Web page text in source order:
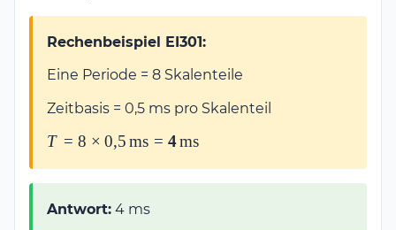
Rechenbeispiel EI301:
Eine Periode = 8 Skalenteile
Zeitbasis = 0,5 ms pro Skalenteil
T = 8 \times
T = 8 × 0,5 ms = 4ms
Antwort: 4 ms